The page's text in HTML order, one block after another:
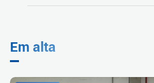
Em alta